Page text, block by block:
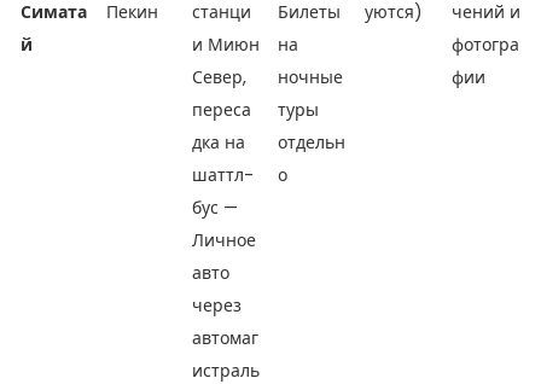
Симата
й
Пекин
станци
и Миюн
Север,
переса
дка на
шаттл-
бус —
Личное
авто
через
автомаг
истраль
Билеты
на
ночные
туры
отдельн
о
уются)
чений и
фотогра
фии